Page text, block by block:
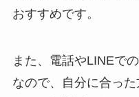
おすすめです。
また、電話やLINEで
なので、自分に合っ